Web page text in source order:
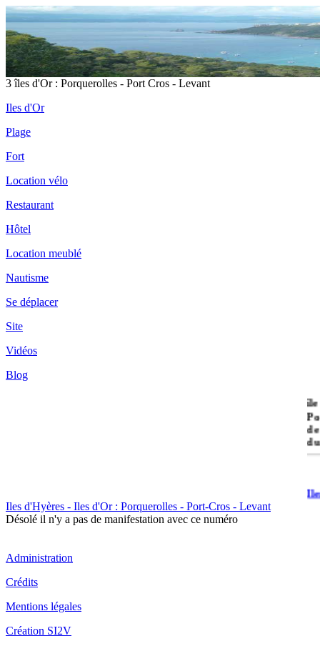
3 îles d'Or : Porquerolles - Port Cros - Levant
Iles d'Or
Plage
Fort
Location vélo
Restaurant
Hôtel
Location meublé
Nautisme
Se déplacer
Site
Vidéos
Blog
île
Iles d'Hyères - Iles d'Or : Porquerolles - Port-Cros - Levant
Désolé il n'y a pas de manifestation avec ce numéro
Administration
Crédits
Mentions légales
Création SI2V